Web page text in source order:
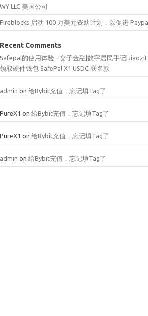
WY LLC 美国公司
Fireblocks 启动 100 万美元资助计划，以促进
Recent Comments
Safepal的使用体验 - 交子金融|数字居民手记
领取硬件钱包 SafePal X1 USDC 联名款
admin on 给Bybit充值，忘记填Tag了
PureX1 on 给Bybit充值，忘记填Tag了
PureX1 on 给Bybit充值，忘记填Tag了
admin on 给Bybit充值，忘记填Tag了